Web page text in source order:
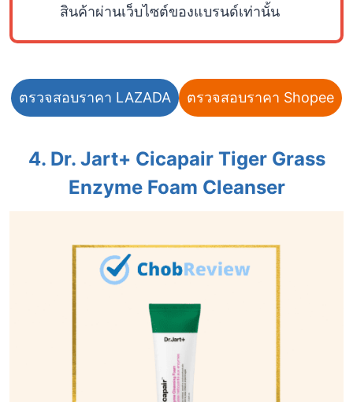
สินค้าผ่านเว็บไซต์ของแบรนด์เท่านั้น
ตรวจสอบราคา LAZADA ตรวจสอบราคา Shopee
4. Dr. Jart+ Cicapair Tiger Grass
Enzyme Foam Cleanser